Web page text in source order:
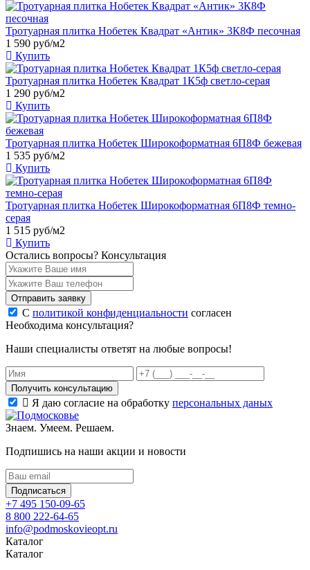
Тротуарная плитка Нобетек Квадрат «Антик» 3К8Ф песочная
1 590 руб/м2
Купить
Тротуарная плитка Нобетек Квадрат 1К5ф светло-серая
1 290 руб/м2
Купить
Тротуарная плитка Нобетек Широкоформатная 6П8Ф бежевая
1 535 руб/м2
Купить
Тротуарная плитка Нобетек Широкоформатная 6П8Ф темно-
серая
1 515 руб/м2
Купить
Остались вопросы? Консультация
Отправить заявку
С политикой конфиденциальности согласен
Необходима консультация?
Наши специалисты ответят на любые вопросы!
Получить консультацию
Я даю согласие на обработку персональных даных
Знаем. Умеем. Решаем.
Подпишись на наши акции и новости
Подписаться
+7 495 150-09-65
8 800 222-64-65
info@podmoskovieopt.ru
Каталог
Каталог